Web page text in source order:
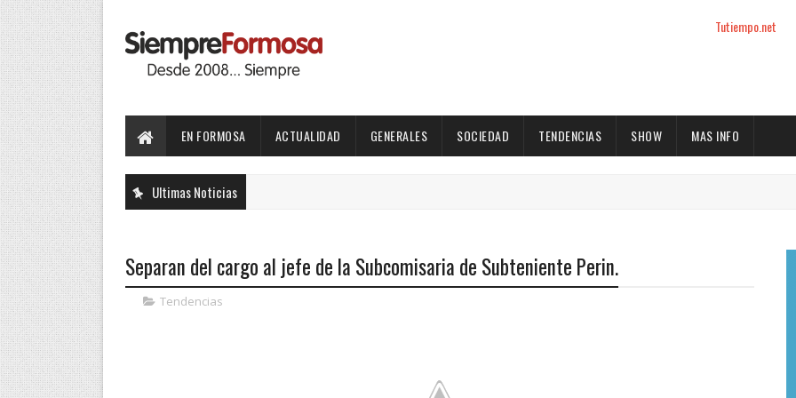
Tutiempo.net
EN FORMOSA ACTUALIDAD GENERALES SOCIEDAD TENDENCIAS SHOW MAS INFO
Ultimas Noticias
Separan del cargo al jefe de la Subcomisaria de Subteniente Perin.
Tendencias